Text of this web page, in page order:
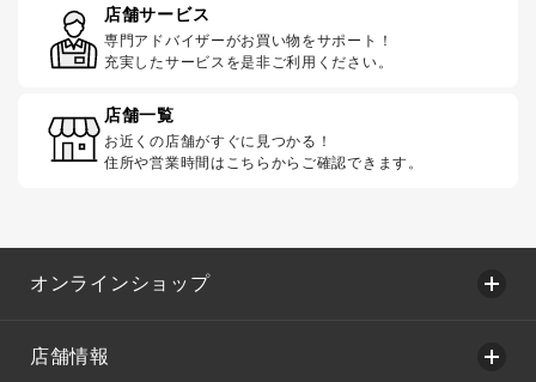
店舗サービス
専門アドバイザーがお買い物をサポート！
充実したサービスを是非ご利用ください。
店舗一覧
お近くの店舗がすぐに見つかる！
住所や営業時間はこちらからご確認できます。
オンラインショップ
店舗情報